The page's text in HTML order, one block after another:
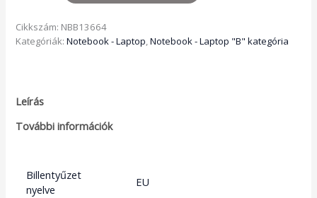
Cikkszám: NBB13664
Kategóriák:Notebook - Laptop,Notebook - Laptop "B" kategória
Leírás
További információk
Billentyűzet
nyelve
EU